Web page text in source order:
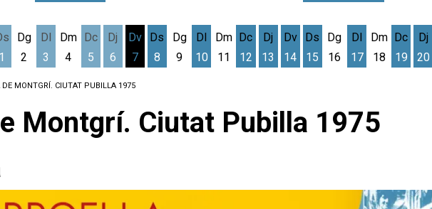
1
Dg
2
Dl
3
Dm
4
Dc
5
Dj
6
Dv
7
Ds
8
Dg
9
Dl
10
Dm
11
Dc
12
Dj
13
Dv
14
Ds
15
Dg
16
Dl
17
Dm
18
Dc
19
Dj
20
DE MONTGRÍ. CIUTAT PUBILLA 1975
Montgrí. Ciutat Pubilla 1975